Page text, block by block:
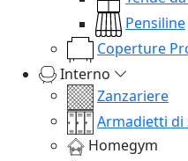
Pensiline
Coperture
Interno
Zanzariere
Armadietti di
Homegym